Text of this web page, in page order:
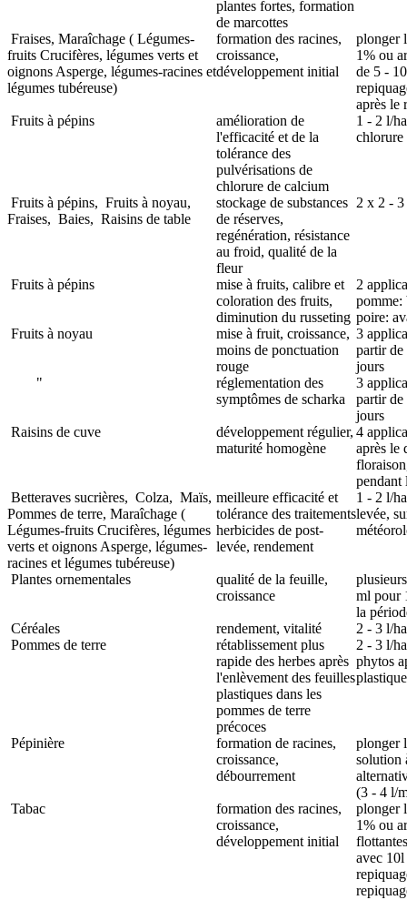
plantes fortes, formation
de marcottes
Fraises, Maraîchage ( Légumes-
fruits Crucifères, légumes verts et
oignons Asperge, légumes-racines et
légumes tubéreuse)
formation des racines,
croissance,
développement initial
plonger
1% ou
de 5 -
après le
Fruits à pépins
amélioration de
l'efficacité et de la
tolérance des
pulvérisations de
chlorure de calcium
1 - 2 l/
chlorure
Fruits à pépins, Fruits à noyau,
Fraises, Baies, Raisins de table
stockage de substances
de réserves,
regénération, résistance
au froid, qualité de la
fleur
2 x 2 - 3
Fruits à pépins
mise à fruits, calibre et
coloration des fruits,
diminution du russeting
2
pomme:
poire:
Fruits à noyau
mise à fruit, croissance,
moins de ponctuation
rouge
3
partir
jours
"
réglementation des
symptômes de scharka
3
partir
jours
Raisins de cuve
développement régulier,
maturité homogène
4
après le
pendant
Betteraves sucrières, Colza, Maïs,
Pommes de terre, Maraîchage (
Légumes-fruits Crucifères, légumes
verts et oignons Asperge, légumes-
racines et légumes tubéreuse)
meilleure efficacité et
tolérance des traitements
herbicides de post-
levée, rendement
1 - 2 l/
levée,
Plantes ornementales
qualité de la feuille,
croissance
ml pour
la
Céréales
rendement, vitalité
2 - 3 l/
Pommes de terre
rétablissement plus
rapide des herbes après
l'enlèvement des feuilles
plastiques dans les
pommes de terre
précoces
2 - 3 l/
phytos
Pépinière
formation de racines,
croissance,
débourrement
plonger
solution
(3 - 4 l/
Tabac
formation des racines,
croissance,
développement initial
plonger
1% ou
avec